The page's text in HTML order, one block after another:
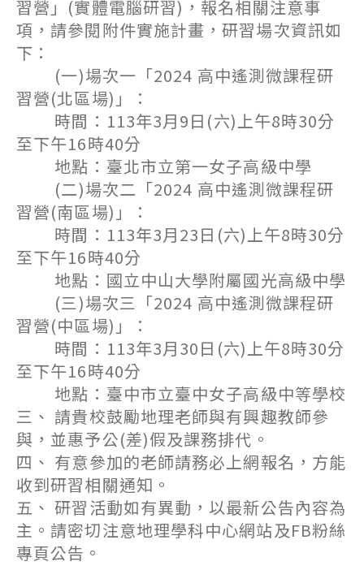
習營」(實體電腦研習)，報名相關注意事
項，請參閱附件實施計畫，研習場次資訊如
下：
(一)場次一「2024 高中遙測微課程研
習營(北區場)」：
時間：113年3月9日(六)上午8時30分
至下午16時40分
地點：臺北市立第一女子高級中學
(二)場次二「2024 高中遙測微課程研
習營(南區場)」：
時間：113年3月23日(六)上午8時30分
至下午16時40分
地點：國立中山大學附屬國光高級中學
(三)場次三「2024 高中遙測微課程研
習營(中區場)」：
時間：113年3月30日(六)上午8時30分
至下午16時40分
地點：臺中市立臺中女子高級中等學校
三、 請貴校鼓勵地理老師與有興趣教師參
與，並惠予公(差)假及課務排代。
四、 有意參加的老師請務必上網報名，方能
收到研習相關通知。
五、 研習活動如有異動，以最新公告內容為
主。請密切注意地理學科中心網站及FB粉絲
專頁公告。